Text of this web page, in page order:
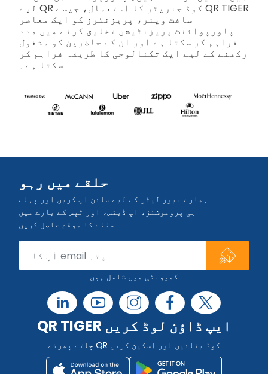
لیے QR کوڈ جنریٹر کا استعمال، جیسے QR TIGER
سافٹ ویئر، پریزنٹرز کو ایک معاصر
پاورپوائنٹ پریزنٹیشن تخلیق کرنے میں مدد
فراہم کر سکتا ہے اور ان کے حاضرین کو مشغول
رکھنے کے لیے ایک تکنالوجی کا طریقہ فراہم کر
سکتا ہے۔
حلقے میں رہو
ہمارے نیوز لیٹر کے لیے سائن اپ کریں اور پہلے
ہی پروموشنز، اپ ڈیٹس، اور ٹپس کے بارے میں
سننے کا موقع حاصل کریں
کمیونٹی میں شامل ہوں
QR TIGER ایپ ڈاؤن لوڈ کریں
چلتے پھرتے QR کوڈ بنائیں اور اسکین کریں